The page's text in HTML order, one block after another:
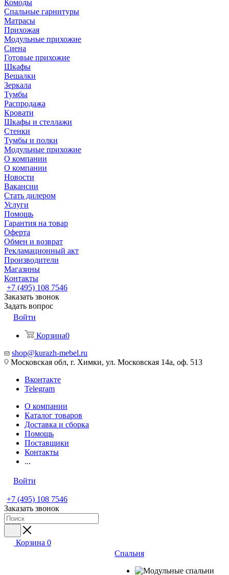
Комоды
Спальные гарнитуры
Матрасы
Прихожая
Модульные прихожие
Сиена
Готовые прихожие
Шкафы
Вешалки
Зеркала
Тумбы
Распродажа
Кровати
Шкафы и стеллажи
Стенки
Тумбы и полки
Модульные прихожие
О компании
О компании
Новости
Вакансии
Стать дилером
Услуги
Помощь
Гарантия на товар
Оферта
Обмен и возврат
Рекламационный акт
Производители
Магазины
Контакты
+7 (495) 108 7546
Заказать звонок
Задать вопрос
Войти
Корзина0
shop@kurazh-mebel.ru
Московская обл, г. Химки, ул. Московская 14а, оф. 513
Вконтакте
Telegram
О компании
Каталог товаров
Доставка и сборка
Помощь
Поставщики
Контакты
...
Войти
+7 (495) 108 7546
Заказать звонок
Корзина 0
Спальня